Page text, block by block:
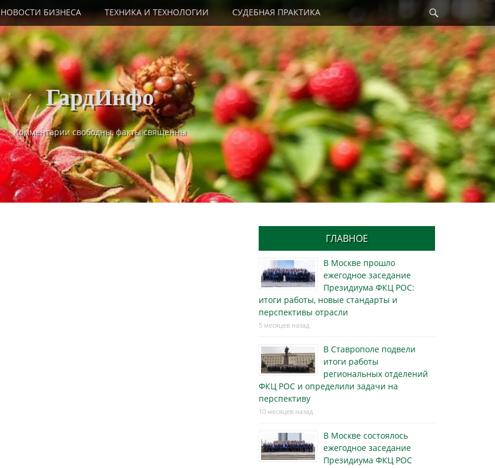
НОВОСТИ БИЗНЕСА ТЕХНИКА И ТЕХНОЛОГИИ СУДЕБНАЯ ПРАКТИКА
ГардИнфо
Комментарии свободны, факты священны
ГЛАВНОЕ
В Москве прошло
ежегодное заседание
Президиума ФКЦ РОС:
итоги работы, новые стандарты и
перспективы отрасли
5 месяцев назад
В Ставрополе подвели
итоги работы
региональных отделений
ФКЦ РОС и определили задачи на
перспективу
10 месяцев назад
В Москве состоялось
ежегодное заседание
Президиума ФКЦ РОС